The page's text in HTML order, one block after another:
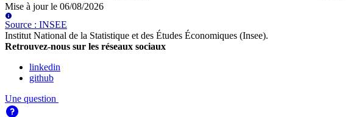
Mise à jour le 06/08/2026
Source : INSEE
Institut National de la Statistique et des Études Économiques (Insee).
Retrouvez-nous sur les réseaux sociaux
linkedin
github
Une question